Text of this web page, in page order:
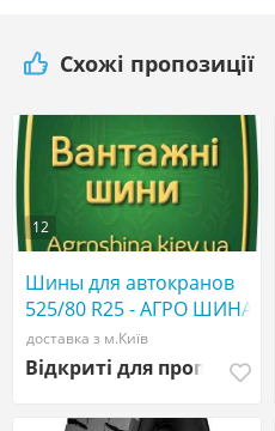
Схожі пропозиції
12
Шины для автокранов
525/80 R25 - АГРО ШИНА
☎️ 0507773380
доставка з м.Київ
Відкриті для пропозицій